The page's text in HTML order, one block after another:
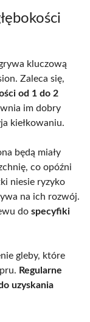
kluczową
Zaleca się,
od 1 do 2
im dobry
kiełkowaniu.
będą miały
co opóźni
niesie ryzyko
na ich rozwój.
do specyfiki
gleby, które
Regularne
uzyskania